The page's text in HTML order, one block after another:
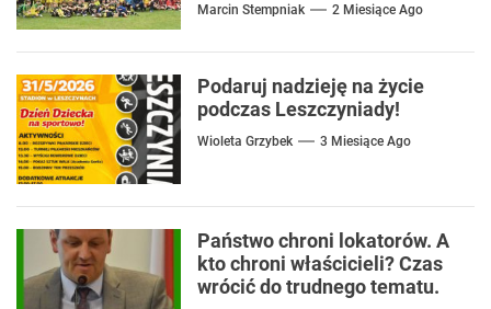
Marcin Stempniak 2 Miesiące Ago
Podaruj nadzieję na życie
podczas Leszczyniady!
Wioleta Grzybek 3 Miesiące Ago
Państwo chroni lokatorów. A
kto chroni właścicieli? Czas
wrócić do trudnego tematu.